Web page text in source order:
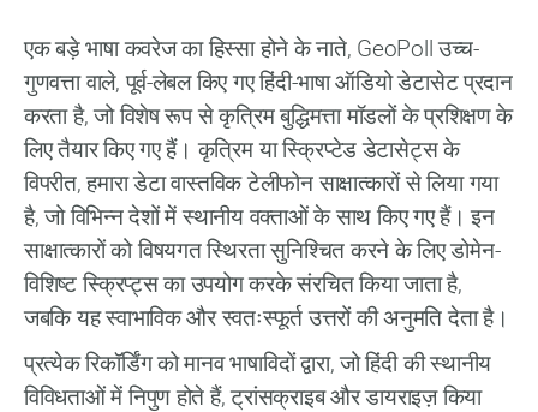
एक बड़े भाषा कवरेज का हिस्सा होने के नाते, GeoPoll उच्च-
गुणवत्ता वाले, पूर्व-लेबल किए गए हिंदी-भाषा ऑडियो डेटासेट प्रदान
करता है, जो विशेष रूप से कृत्रिम बुद्धिमत्ता मॉडलों के प्रशिक्षण के
लिए तैयार किए गए हैं। कृत्रिम या स्क्रिप्टेड डेटासेट्स के
विपरीत, हमारा डेटा वास्तविक टेलीफोन साक्षात्कारों से लिया गया
है, जो विभिन्न देशों में स्थानीय वक्ताओं के साथ किए गए हैं। इन
साक्षात्कारों को विषयगत स्थिरता सुनिश्चित करने के लिए डोमेन-
विशिष्ट स्क्रिप्ट्स का उपयोग करके संरचित किया जाता है,
जबकि यह स्वाभाविक और स्वतःस्फूर्त उत्तरों की अनुमति देता है।
प्रत्येक रिकॉर्डिंग को मानव भाषाविदों द्वारा, जो हिंदी की स्थानीय
विविधताओं में निपुण होते हैं, ट्रांसक्राइब और डायराइज़ किया